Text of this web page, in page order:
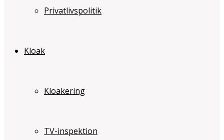
Privatlivspolitik
Kloak
Kloakering
TV-inspektion